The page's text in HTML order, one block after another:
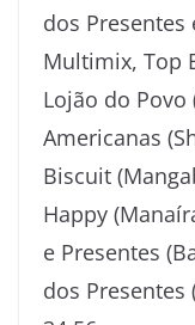
dos Presentes
Multimix, Top
Lojão do Povo
Americanas
Biscuit
Happy
e Presentes
dos Presentes